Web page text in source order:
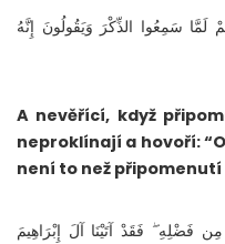
لَمَّا سَمِعُوا الذِّكْرَ وَيَقُولُونَ إِنَّهُ
A nevěřící, když
neproklínají a hovoří:
není to než
فَضْلِهِ ۖ فَقَدْ آتَيْنَا آلَ إِبْرَاهِيمَ